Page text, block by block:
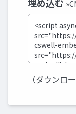
埋め込む
（ダウンロ